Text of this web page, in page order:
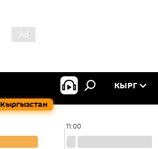
Кыргызстан
КЫРГ
11:00